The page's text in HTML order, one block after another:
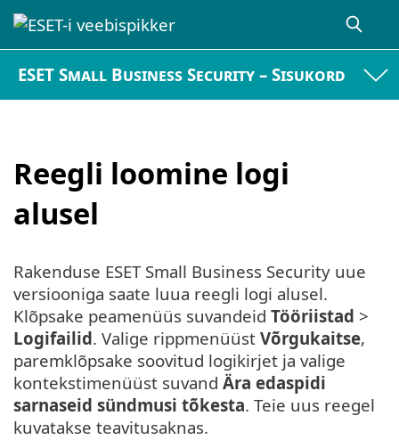
ESET Small Business Security – Sisukord
Reegli loomine logi
alusel
Rakenduse ESET Small Business Security uue
versiooniga saate luua reegli logi alusel.
Klõpsake peamenüüs suvandeid Tööriistad >
Logifailid. Valige rippmenüüst Võrgukaitse,
paremklõpsake soovitud logikirjet ja valige
kontekstimenüüst suvand Ära edaspidi
sarnaseid sündmusi tõkesta. Teie uus reegel
kuvatakse teavitusaknas.